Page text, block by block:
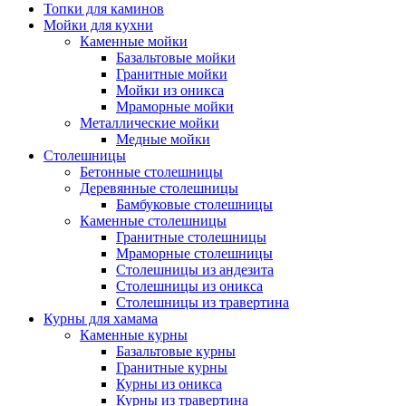
Топки для каминов
Мойки для кухни
Каменные мойки
Базальтовые мойки
Гранитные мойки
Мойки из оникса
Мраморные мойки
Металлические мойки
Медные мойки
Столешницы
Бетонные столешницы
Деревянные столешницы
Бамбуковые столешницы
Каменные столешницы
Гранитные столешницы
Мраморные столешницы
Столешницы из андезита
Столешницы из оникса
Столешницы из травертина
Курны для хамама
Каменные курны
Базальтовые курны
Гранитные курны
Курны из оникса
Курны из травертина